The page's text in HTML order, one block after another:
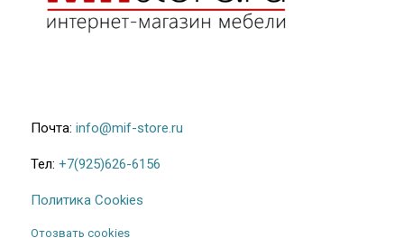
Почта: info@mif-store.ru
Тел: +7(925)626-6156
Политика Cookies
Отозвать cookies